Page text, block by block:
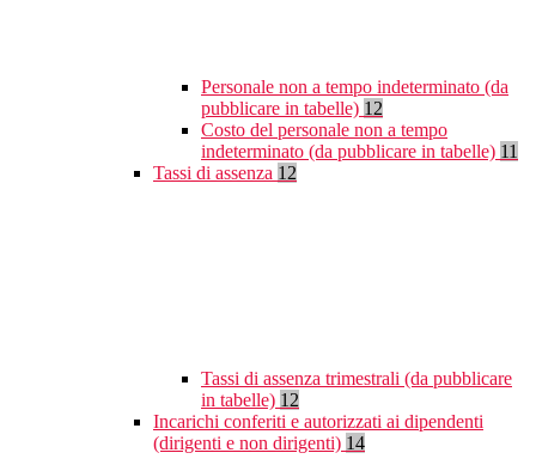
Personale non a tempo indeterminato (da
pubblicare in tabelle) 12
Costo del personale non a tempo
indeterminato (da pubblicare in tabelle) 11
Tassi di assenza 12
Tassi di assenza trimestrali (da pubblicare
in tabelle) 12
Incarichi conferiti e autorizzati ai dipendenti
(dirigenti e non dirigenti) 14